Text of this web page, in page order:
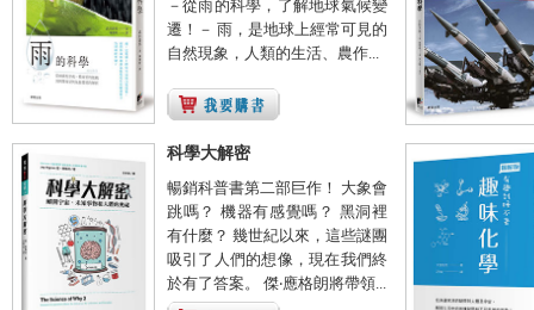
－從雨的科學，了解地球氣候變
遷！－ 雨，是地球上經常可見的
自然現象，人類的生活、農作...
科學大解密
暢銷科普書第二部巨作！ 大象會
跳嗎？ 機器有感覺嗎？ 黑洞裡
有什麼？ 幾世紀以來，這些謎團
吸引了人們的想像，現在我們終
於有了答案。 傑‧應格朗將帶領...